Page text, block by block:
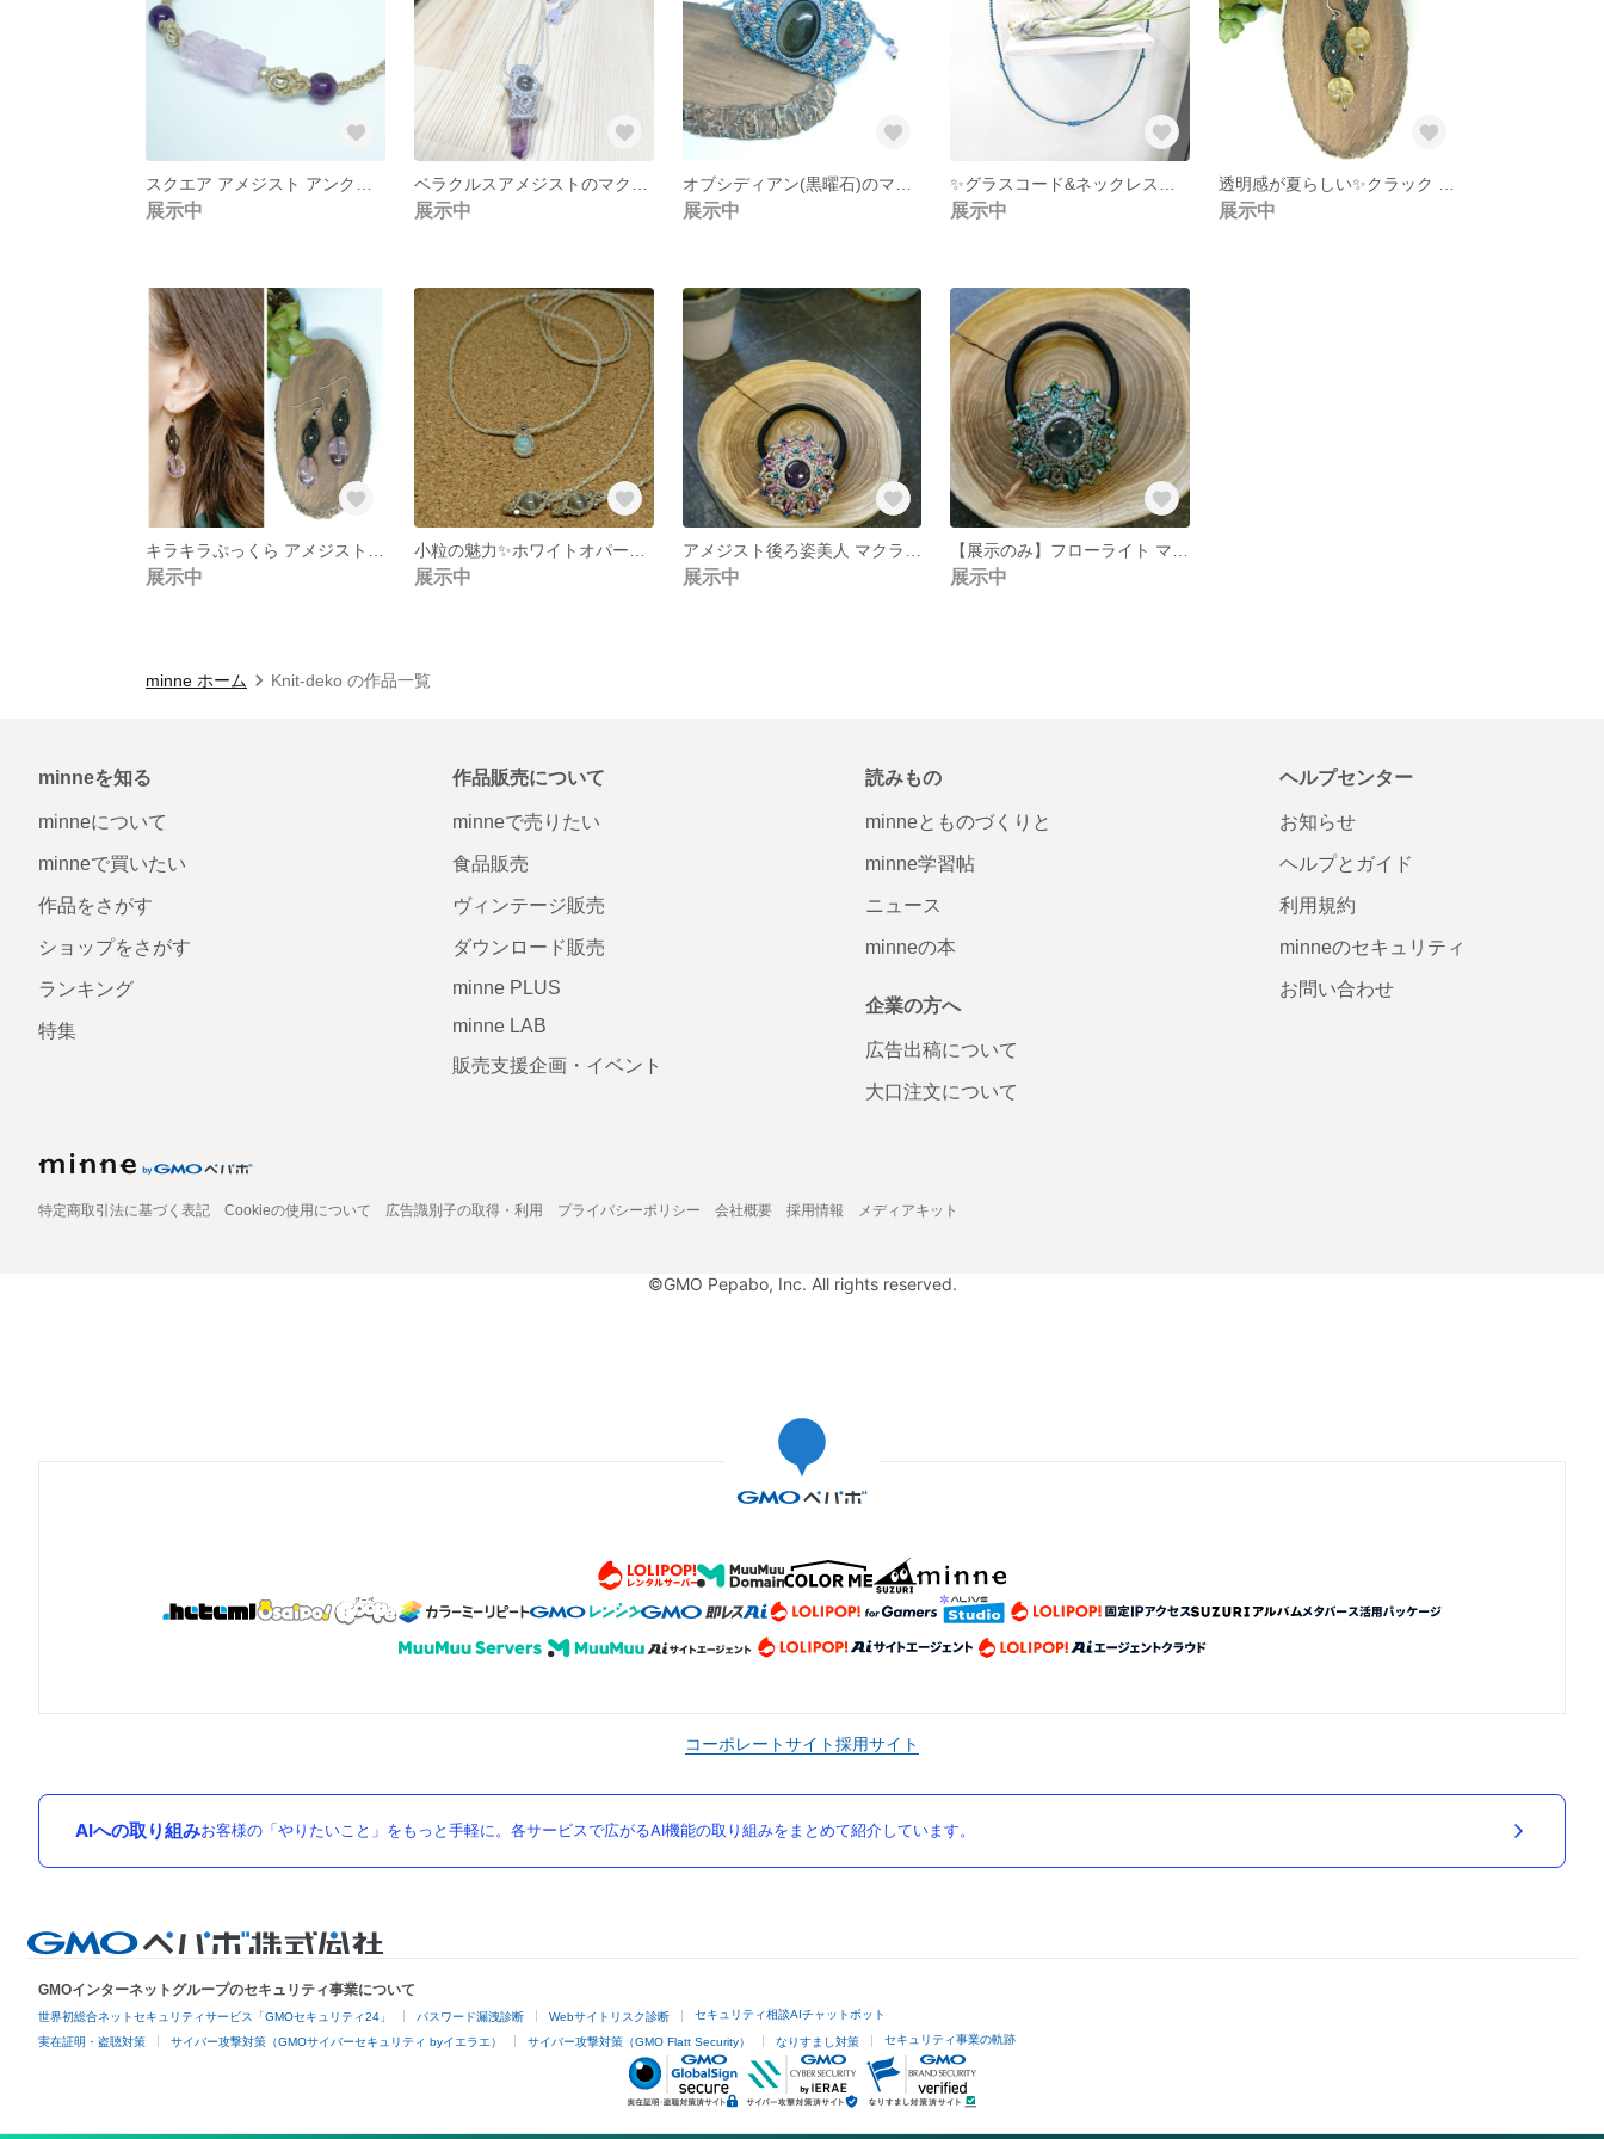
展示中 展示中 展示中 展示中 展示中
展示中 展示中 展示中 展示中
minne ホーム Knit-deko の作品一覧
minneを知る
minneについて
minneで買いたい
作品をさがす
ショップをさがす
ランキング
特集
作品販売について
minneで売りたい
食品販売
ヴィンテージ販売
ダウンロード販売
minne PLUS
minne LAB
販売支援企画・イベント
読みもの
minneとものづくりと
minne学習帖
ニュース
minneの本
企業の方へ
広告出稿について
大口注文について
ヘルプセンター
お知らせ
ヘルプとガイド
利用規約
minneのセキュリティ
お問い合わせ
特定商取引法に基づく表記 Cookieの使用について 広告識別子の取得・利用 プライバシーポリシー 会社概要 採用情報 メディアキット
©GMO Pepabo, Inc. All rights reserved.
コーポレートサイト採用サイト
AIへの取り組みお客様の「やりたいこと」をもっと手軽に。各サービスで広がるAI機能の取り組みをまとめて紹介しています。
GMOインターネットグループのセキュリティ事業について
世界初総合ネットセキュリティサービス「GMOセキュリティ24」 パスワード漏洩診断 Webサイトリスク診断 セキュリティ相談AIチャットボット
実在証明・盗聴対策 サイバー攻撃対策（GMOサイバーセキュリティ byイエラエ） サイバー攻撃対策（GMO Flatt Security） なりすまし対策 セキュリティ事業の軌跡